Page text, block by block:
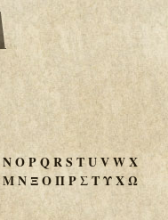
NOPQRS TUVWX
ΜΝΞΟΠΡΣΤΥΧΩ